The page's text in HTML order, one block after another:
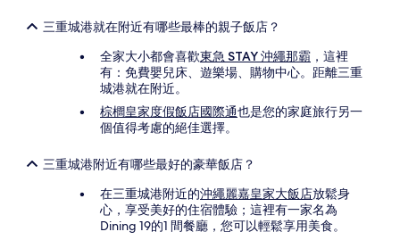
三重城港就在附近有哪些最棒的親子飯店？
全家大小都會喜歡東急 STAY 沖繩那霸 ，這裡
有：免費嬰兒床、遊樂場、購物中心。距離三重
城港就在附近。
棕櫚皇家度假飯店國際通也是您的家庭旅行另一
個值得考慮的絕佳選擇。
三重城港附近有哪些最好的豪華飯店？
在三重城港附近的沖繩麗嘉皇家大飯店放鬆身
心，享受美好的住宿體驗；這裡有一家名為
Dining 19的1 間餐廳，您可以輕鬆享用美食。